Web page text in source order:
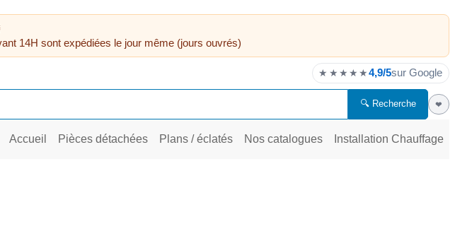
14H sont expédiées le jour même (jours ouvrés)
★★★★★4,9/5sur Google
🔍 Recherche ❤
Accueil Pièces détachées Plans / éclatés Nos catalogues Installation Chauffage